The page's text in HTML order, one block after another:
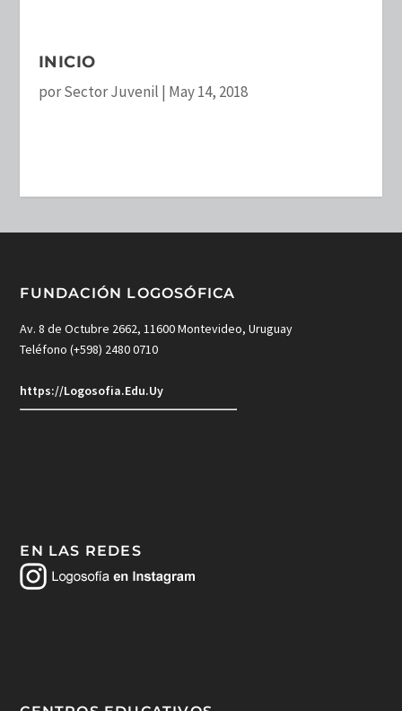
INICIO
porSector Juvenil | May 14, 2018
FUNDACIÓN LOGOSÓFICA
Av. 8 de Octubre 2662, 11600 Montevideo, Uruguay
Teléfono (+598) 2480 0710
https://Logosofia.Edu.Uy
EN LAS REDES